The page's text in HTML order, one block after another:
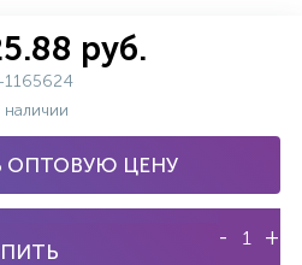
руб.
1165624
наличии
ОПТОВУЮ ЦЕНУ
- +